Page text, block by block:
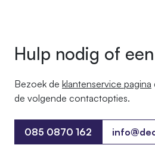
Hulp nodig of
Bezoek de klantenservice pagina
de volgende contactopties.
085 0870 162